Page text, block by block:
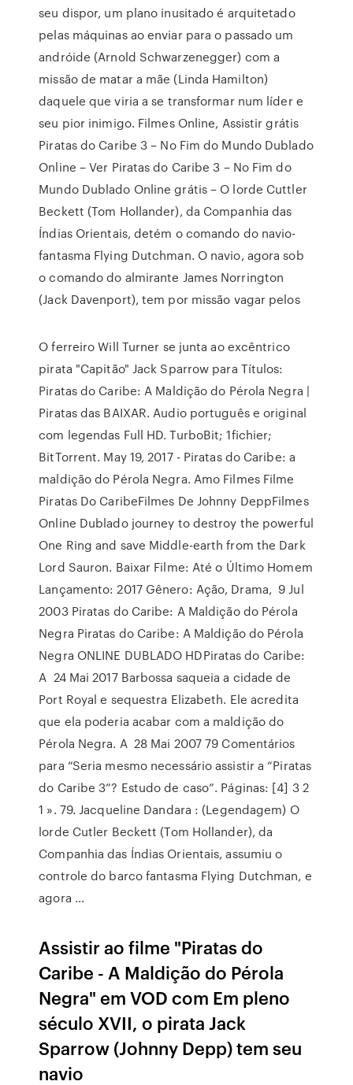
seu dispor, um plano inusitado é arquitetado
pelas máquinas ao enviar para o passado um
andróide (Arnold Schwarzenegger) com a
missão de matar a mãe (Linda Hamilton)
daquele que viria a se transformar num líder e
seu pior inimigo. Filmes Online, Assistir grátis
Piratas do Caribe 3 – No Fim do Mundo Dublado
Online – Ver Piratas do Caribe 3 – No Fim do
Mundo Dublado Online grátis – O lorde Cuttler
Beckett (Tom Hollander), da Companhia das
Índias Orientais, detém o comando do navio-
fantasma Flying Dutchman. O navio, agora sob
o comando do almirante James Norrington
(Jack Davenport), tem por missão vagar pelos
O ferreiro Will Turner se junta ao excêntrico
pirata "Capitão" Jack Sparrow para Títulos:
Piratas do Caribe: A Maldição do Pérola Negra |
Piratas das BAIXAR. Audio português e original
com legendas Full HD. TurboBit; 1fichier;
BitTorrent. May 19, 2017 - Piratas do Caribe: a
maldição do Pérola Negra. Amo Filmes Filme
Piratas Do CaribeFilmes De Johnny DeppFilmes
Online Dublado journey to destroy the powerful
One Ring and save Middle-earth from the Dark
Lord Sauron. Baixar Filme: Até o Último Homem
Lançamento: 2017 Gênero: Ação, Drama, 9 Jul
2003 Piratas do Caribe: A Maldição do Pérola
Negra Piratas do Caribe: A Maldição do Pérola
Negra ONLINE DUBLADO HDPiratas do Caribe:
A 24 Mai 2017 Barbossa saqueia a cidade de
Port Royal e sequestra Elizabeth. Ele acredita
que ela poderia acabar com a maldição do
Pérola Negra. A 28 Mai 2007 79 Comentários
para “Seria mesmo necessário assistir a “Piratas
do Caribe 3”? Estudo de caso”. Páginas: [4] 3 2
1 ». 79. Jacqueline Dandara : (Legendagem) O
lorde Cutler Beckett (Tom Hollander), da
Companhia das Índias Orientais, assumiu o
controle do barco fantasma Flying Dutchman, e
agora …
Assistir ao filme "Piratas do
Caribe - A Maldição do Pérola
Negra" em VOD com Em pleno
século XVII, o pirata Jack
Sparrow (Johnny Depp) tem seu
navio